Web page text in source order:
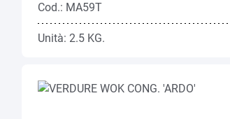
Cod.: MA59T
Unità: 2.5 KG.